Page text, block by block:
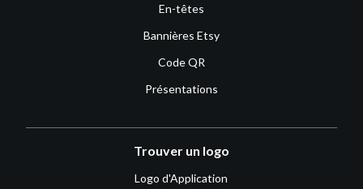
En-têtes
Bannières Etsy
Code QR
Présentations
Trouver un logo
Logo d'Application